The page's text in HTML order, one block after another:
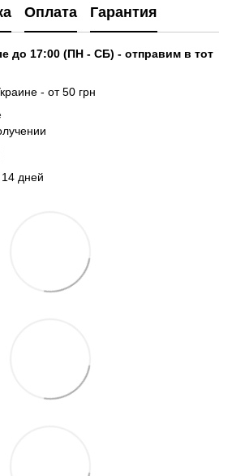
Оплата Гарантия
до 17:00 (ПН - СБ) - отправим в тот
- от 50 грн
14 дней